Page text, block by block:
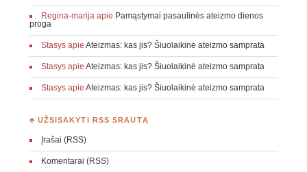
Regina-marijaapie Pamąstymai pasaulinės ateizmo dienos
proga
Stasysapie Ateizmas: kas jis? Šiuolaikinė ateizmo samprata
Stasysapie Ateizmas: kas jis? Šiuolaikinė ateizmo samprata
Stasysapie Ateizmas: kas jis? Šiuolaikinė ateizmo samprata
♣ UŽSISAKYTI RSS SRAUTĄ
Įrašai (RSS)
Komentarai (RSS)